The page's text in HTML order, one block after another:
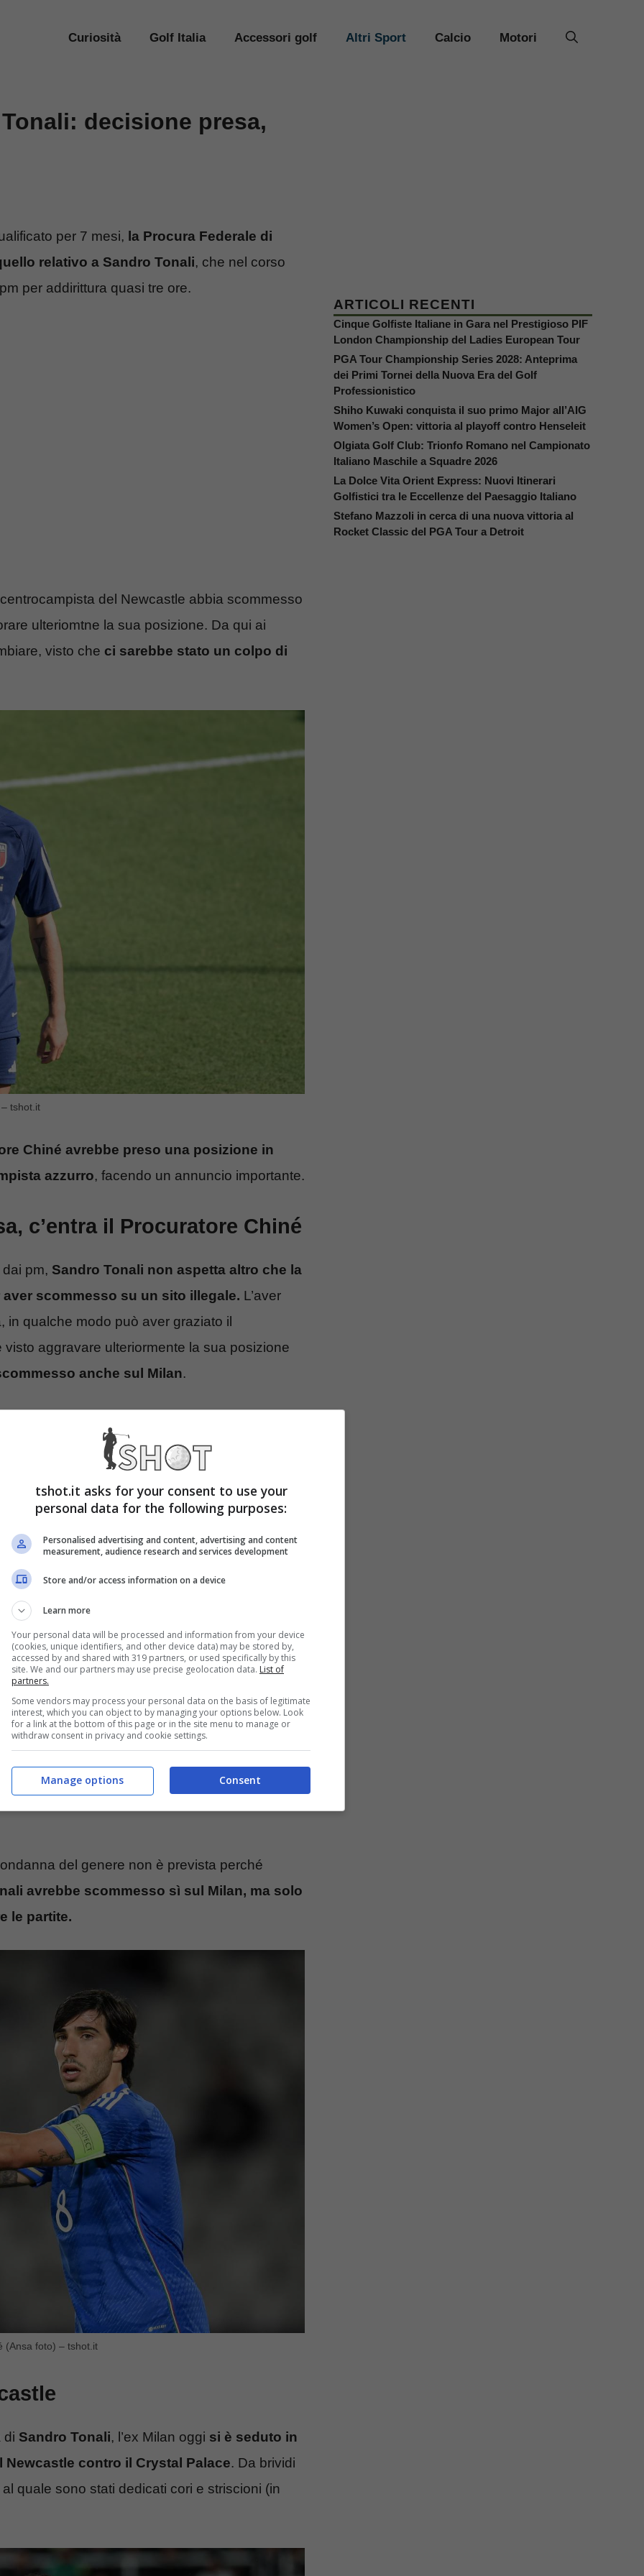
Curiosità Golf Italia Accessori golf Altri Sport Calcio Motori
decisione presa,
per 7 mesi, la Procura Federale di
relativo a Sandro Tonali, che nel corso
per addirittura quasi tre ore.
del Newcastle abbia scommesso
ulteriomtne la sua posizione. Da qui ai
visto che ci sarebbe stato un colpo di
tshot.it
Chiné avrebbe preso una posizione in
azzurro, facendo un annuncio importante.
c’entra il Procuratore Chiné
pm, Sandro Tonali non aspetta altro che la
scommesso su un sito illegale. L’aver
in qualche modo può aver graziato il
aggravare ulteriormente la sua posizione
anche sul Milan.
si è ipotizzato l’impossibile, sia lato
preso le distanze da tutto questo
di queste azioni da parte del suo ex
ha rotto il silenzio annunciando cosa ha in serbo
assolutamente.
dello Sport
sarebbero gli elementi per una condanna di
ecco perché
il caos scommesse che lo ha visto
come anticipato, si è ipotizzato di tutto per
che però il Procuratore Chiné si sente
del genere non è prevista perché
avrebbe scommesso sì sul Milan, ma solo
le partite.
(Ansa foto) – tshot.it
di Sandro Tonali, l’ex Milan oggi si è seduto in
contro il Crystal Palace. Da brividi
quale sono stati dedicati cori e striscioni (in
ARTICOLI RECENTI
Cinque Golfiste Italiane in Gara nel Prestigioso PIF
London Championship del Ladies European Tour
PGA Tour Championship Series 2028: Anteprima
dei Primi Tornei della Nuova Era del Golf
Professionistico
Shiho Kuwaki conquista il suo primo Major all’AIG
Women’s Open: vittoria al playoff contro Henseleit
Olgiata Golf Club: Trionfo Romano nel Campionato
Italiano Maschile a Squadre 2026
La Dolce Vita Orient Express: Nuovi Itinerari
Golfistici tra le Eccellenze del Paesaggio Italiano
Stefano Mazzoli in cerca di una nuova vittoria al
Rocket Classic del PGA Tour a Detroit
tshot.it asks for your consent to use your
personal data for the following purposes:
Personalised advertising and content, advertising and content
measurement, audience research and services development
Store and/or access information on a device
Learn more
Your personal data will be processed and information from your device
(cookies, unique identifiers, and other device data) may be stored by,
accessed by and shared with 319 partners, or used specifically by this
site. We and our partners may use precise geolocation data. List of
partners.
Some vendors may process your personal data on the basis of legitimate
interest, which you can object to by managing your options below. Look
for a link at the bottom of this page or in the site menu to manage or
withdraw consent in privacy and cookie settings.
Consent
Manage options